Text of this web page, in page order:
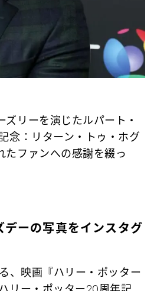
リーを演じたルパート・
念：リターン・トゥ・ホグ
たファンへの感謝を綴っ
ーの写真をインスタグ
、映画『ハリー・ポッター